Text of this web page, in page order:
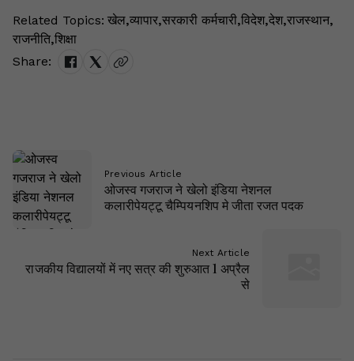
Related Topics: खेल,व्यापार,सरकारी कर्मचारी,विदेश,देश,राजस्थान,
राजनीति,शिक्षा
Share:
Previous Article
ओजस्व गजराज ने खेलो इंडिया नेशनल
कलारीपेयट्टू चैम्पियनशिप मे जीता रजत पदक
Next Article
राजकीय विद्यालयों में नए सत्र की शुरुआत 1 अप्रैल
से